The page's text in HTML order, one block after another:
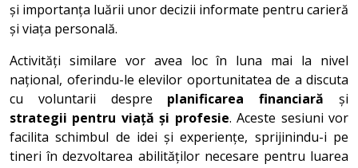
și importanța luării unor decizii informate pentru carieră
și viața personală.
Activități similare vor avea loc în luna mai la nivel
național, oferindu-le elevilor oportunitatea de a discuta
cu voluntarii despre planificarea financiară și
strategii pentru viață și profesie. Aceste sesiuni vor
facilita schimbul de idei și experiențe, sprijinindu-i pe
tineri în dezvoltarea abilităților necesare pentru luarea